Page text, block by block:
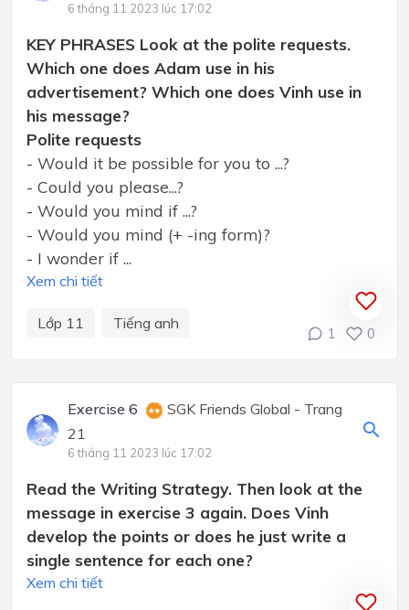
6 tháng 11 2023 lúc 17:02
KEY PHRASES Look at the polite requests.
Which one does Adam use in his
advertisement? Which one does Vinh use in
his message?
Polite requests
- Would it be possible for you to ...?
- Could you please...?
- Would you mind if ...?
- Would you mind (+ -ing form)?
- I wonder if ...
Xem chi tiết
Lớp 11 Tiếng anh
1 0
Exercise 6
SGK Friends Global - Trang
21
6 tháng 11 2023 lúc 17:02
Read the Writing Strategy. Then look at the
message in exercise 3 again. Does Vinh
develop the points or does he just write a
single sentence for each one?
Xem chi tiết